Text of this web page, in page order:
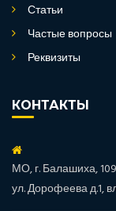
Статьи
Частые вопросы
Реквизиты
КОНТАКТЫ
МО, г. Балашиха,
ул. Дорофеева д.1,